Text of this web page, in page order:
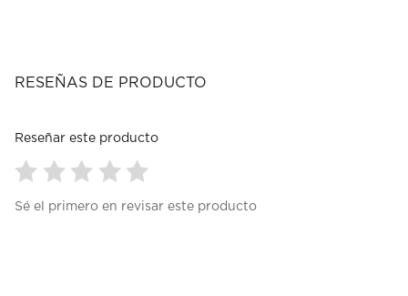
RESEÑAS DE PRODUCTO
Reseñar este producto
paraparaparaparapara
Sé el primero en revisar este producto